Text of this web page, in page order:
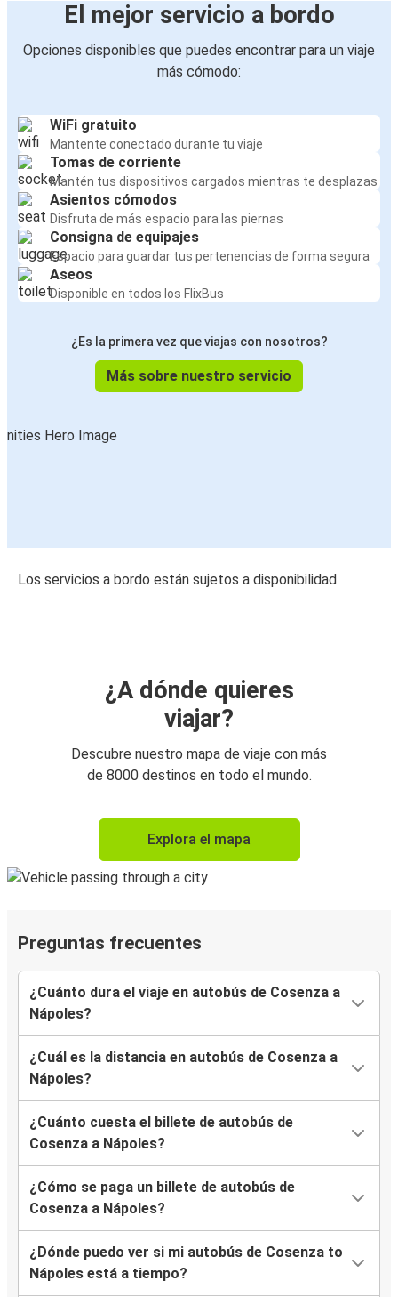
El mejor servicio a bordo
Opciones disponibles que puedes encontrar para un viaje
más cómodo:
WiFi gratuito
Mantente conectado durante tu viaje
Tomas de corriente
Mantén tus dispositivos cargados mientras te desplazas
Asientos cómodos
Disfruta de más espacio para las piernas
Consigna de equipajes
Espacio para guardar tus pertenencias de forma segura
Aseos
Disponible en todos los FlixBus
¿Es la primera vez que viajas con nosotros?
Más sobre nuestro servicio
Los servicios a bordo están sujetos a disponibilidad
¿A dónde quieres
viajar?
Descubre nuestro mapa de viaje con más
de 8000 destinos en todo el mundo.
Explora el mapa
Preguntas frecuentes
¿Cuánto dura el viaje en autobús de Cosenza a
Nápoles?
¿Cuál es la distancia en autobús de Cosenza a
Nápoles?
¿Cuánto cuesta el billete de autobús de
Cosenza a Nápoles?
¿Cómo se paga un billete de autobús de
Cosenza a Nápoles?
¿Dónde puedo ver si mi autobús de Cosenza to
Nápoles está a tiempo?